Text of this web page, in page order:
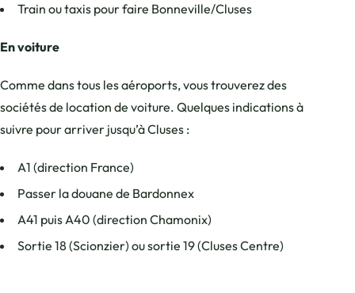
Train ou taxis pour faire Bonneville/Cluses
En voiture
Comme dans tous les aéroports, vous trouverez des
sociétés de location de voiture. Quelques indications à
suivre pour arriver jusqu’à Cluses :
A1 (direction France)
Passer la douane de Bardonnex
A41 puis A40 (direction Chamonix)
Sortie 18 (Scionzier) ou sortie 19 (Cluses Centre)